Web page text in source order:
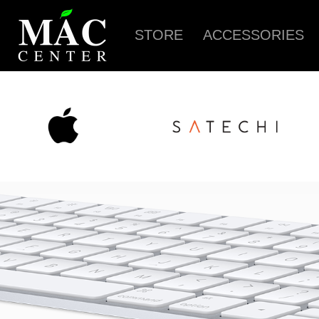
STORE ACCESSORIES